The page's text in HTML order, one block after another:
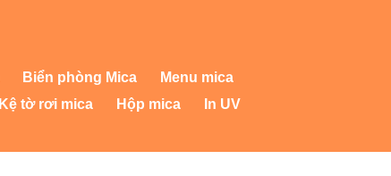
Biển phòng Mica
Menu mica
Kệ tờ rơi mica Hộp mica
In UV